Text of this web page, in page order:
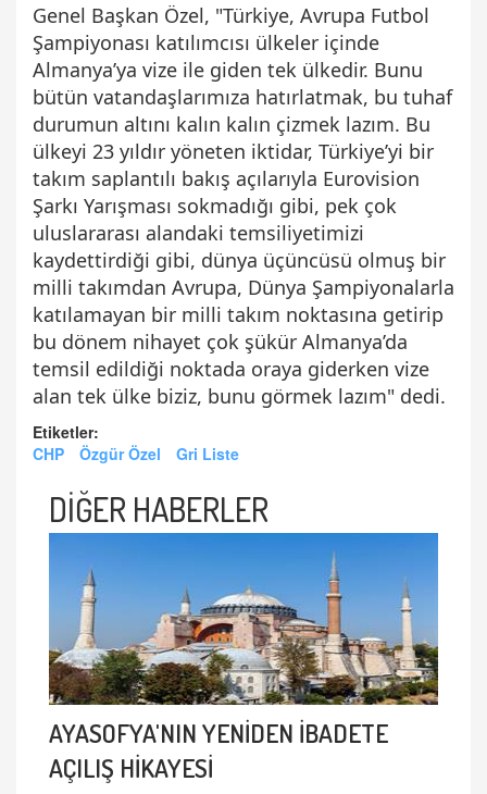
Genel Başkan Özel, "Türkiye, Avrupa Futbol
Şampiyonası katılımcısı ülkeler içinde
Almanya’ya vize ile giden tek ülkedir. Bunu
bütün vatandaşlarımıza hatırlatmak, bu tuhaf
durumun altını kalın kalın çizmek lazım. Bu
ülkeyi 23 yıldır yöneten iktidar, Türkiye’yi bir
takım saplantılı bakış açılarıyla Eurovision
Şarkı Yarışması sokmadığı gibi, pek çok
uluslararası alandaki temsiliyetimizi
kaydettirdiği gibi, dünya üçüncüsü olmuş bir
milli takımdan Avrupa, Dünya Şampiyonalarla
katılamayan bir milli takım noktasına getirip
bu dönem nihayet çok şükür Almanya’da
temsil edildiği noktada oraya giderken vize
alan tek ülke biziz, bunu görmek lazım" dedi.
Etiketler:
CHP
Özgür Özel Gri Liste
DİĞER HABERLER
AYASOFYA'NIN YENİDEN İBADETE
AÇILIŞ HİKAYESİ